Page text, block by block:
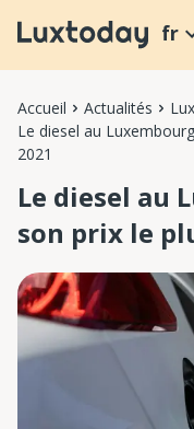
fr
Accueil Actualités
Le diesel au
2021
Le diesel au
son prix le